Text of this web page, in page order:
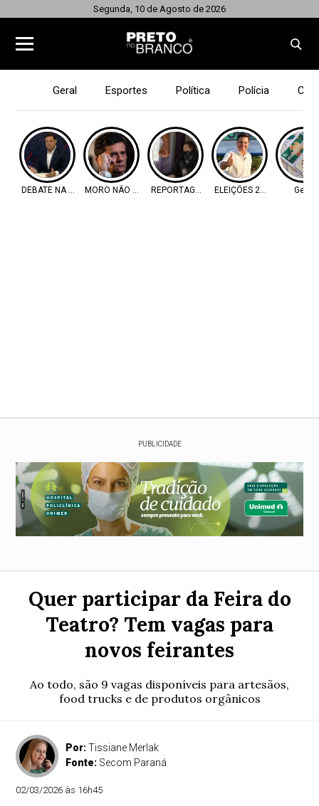
Segunda, 10 de Agosto de 2026
Geral Esportes Política Polícia
DEBATE NA BANDMORO NÃO VAI REPORTAGEM ELEIÇÕES 2026 Geral
PUBLICIDADE
Quer participar da Feira do
Teatro? Tem vagas para
novos feirantes
Ao todo, são 9 vagas disponíveis para artesãos,
food trucks e de produtos orgânicos
Por:Tissiane Merlak
Fonte: Secom Paraná
02/03/2026 às 16h45